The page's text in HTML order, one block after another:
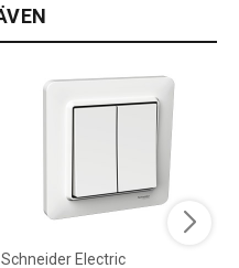
Schneider Electric